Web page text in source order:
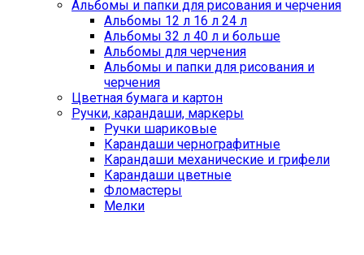
Альбомы и папки для рисования и черчения
Альбомы 12 л 16 л 24 л
Альбомы 32 л 40 л и больше
Альбомы для черчения
Альбомы и папки для рисования и
черчения
Цветная бумага и картон
Ручки, карандаши, маркеры
Ручки шариковые
Карандаши чернографитные
Карандаши механические и грифели
Карандаши цветные
Фломастеры
Мелки